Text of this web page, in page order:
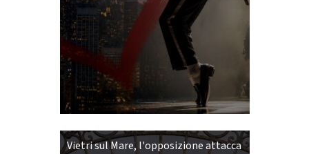
Vietri sul Mare, l'opposizione attacca